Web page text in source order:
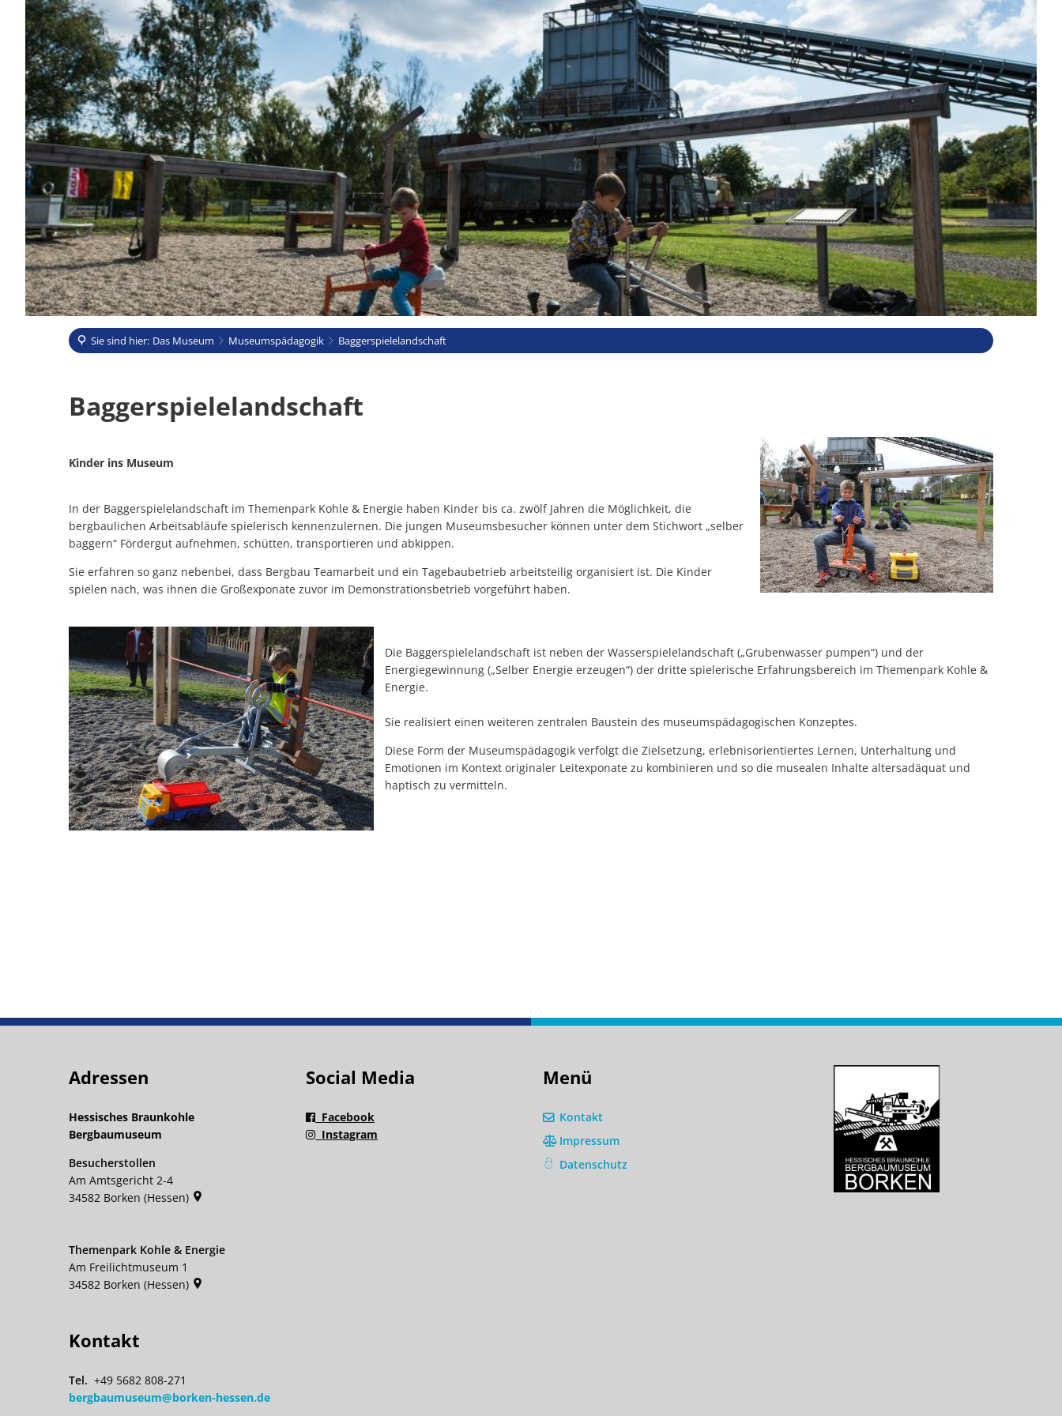
Das Museum Museumsbereiche Ihr Besuch Veranstaltungen
Sie sind hier: Das Museum Museumspädagogik Baggerspielelandschaft
Baggerspielelandschaft
Baggerspielelandschaft
Kinder ins Museum
In der Baggerspielelandschaft im Themenpark Kohle & Energie haben Kinder bis ca. zwölf Jahren die Möglichkeit, die
bergbaulichen Arbeitsabläufe spielerisch kennenzulernen. Die jungen Museumsbesucher können unter dem Stichwort „selber
baggern“ Fördergut aufnehmen, schütten, transportieren und abkippen.
Sie erfahren so ganz nebenbei, dass Bergbau Teamarbeit und ein Tagebaubetrieb arbeitsteilig organisiert ist. Die Kinder
spielen nach, was ihnen die Großexponate zuvor im Demonstrationsbetrieb vorgeführt haben.
Die Baggerspielelandschaft ist neben der Wasserspielelandschaft („Grubenwasser pumpen“) und der
Energiegewinnung („Selber Energie erzeugen“) der dritte spielerische Erfahrungsbereich im Themenpark Kohle &
Energie.
Sie realisiert einen weiteren zentralen Baustein des museumspädagogischen Konzeptes.
Diese Form der Museumspädagogik verfolgt die Zielsetzung, erlebnisorientiertes Lernen, Unterhaltung und
Emotionen im Kontext originaler Leitexponate zu kombinieren und so die musealen Inhalte altersadäquat und
haptisch zu vermitteln.
Adressen
Hessisches Braunkohle
Bergbaumuseum
Besucherstollen
Am Amtsgericht 2-4
34582 Borken (Hessen)
Themenpark Kohle & Energie
Am Freilichtmuseum 1
34582 Borken (Hessen)
Kontakt
+49 5682 808-271
bergbaumuseum@borken-hessen.de
Social Media
Facebook
Instagram
Menü
Kontakt
Impressum
Datenschutz